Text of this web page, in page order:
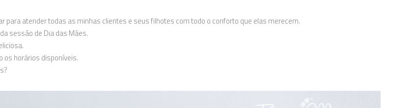
para atender todas as minhas clientes e seus filhotes com todo o conforto que elas merecem.
sessão de Dia das Mães.
os horários disponíveis.